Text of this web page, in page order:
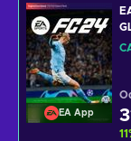
EA App
11